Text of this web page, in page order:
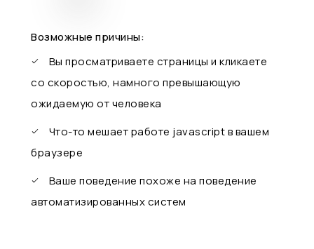
Возможные причины:
Вы просматриваете страницы и кликаете
со скоростью, намного превышающую
ожидаемую от человека
Что-то мешает работе javascript в вашем
браузере
Ваше поведение похоже на поведение
автоматизированных систем